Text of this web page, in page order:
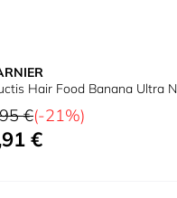
Hair Food Banana Ultra
habitual
€(-21%)
especial
€